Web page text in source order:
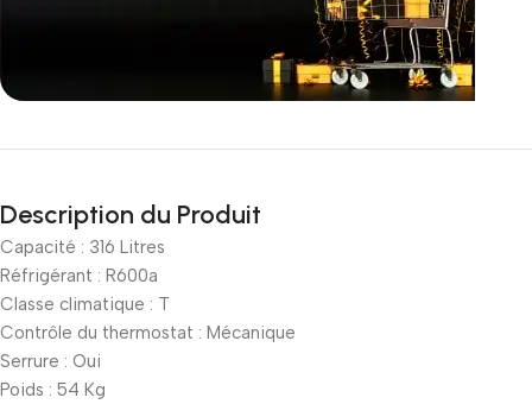
Incoryable offres
prix KDO
Description du Produit
Capacité : 316 Litres
Réfrigérant : R600a
Classe climatique : T
Contrôle du thermostat : Mécanique
Serrure : Oui
Poids : 54 Kg